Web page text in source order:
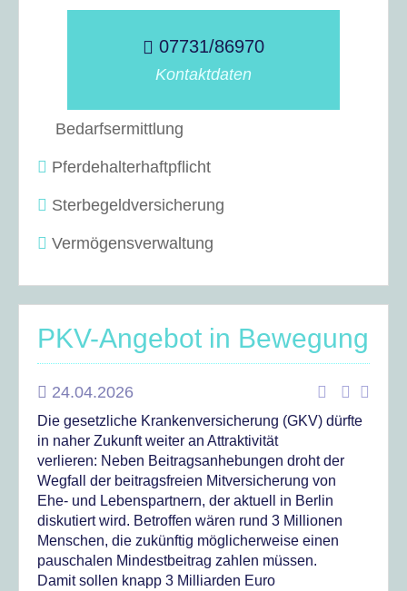
07731/86970
Kontaktdaten
Bedarfsermittlung
Pferdehalterhaftpflicht
Sterbegeldversicherung
Vermögensverwaltung
PKV-Angebot in Bewegung
24.04.2026
Die gesetzliche Krankenversicherung (GKV) dürfte
in naher Zukunft weiter an Attraktivität
verlieren: Neben Beitragsanhebungen droht der
Wegfall der beitragsfreien Mitversicherung von
Ehe- und Lebenspartnern, der aktuell in Berlin
diskutiert wird. Betroffen wären rund 3 Millionen
Menschen, die zukünftig möglicherweise einen
pauschalen Mindestbeitrag zahlen müssen.
Damit sollen knapp 3 Milliarden Euro